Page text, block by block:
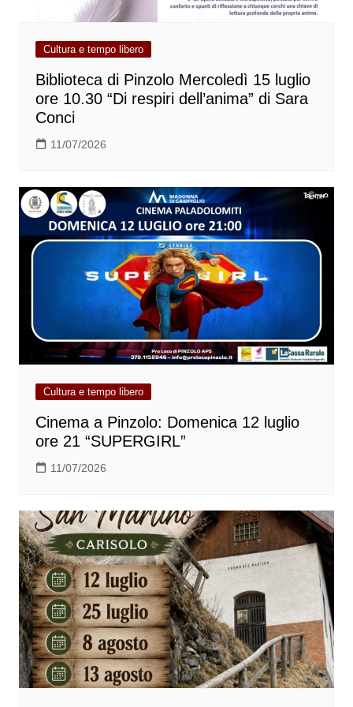
Cultura e tempo libero
Biblioteca di Pinzolo Mercoledì 15 luglio
ore 10.30 “Di respiri dell’anima” di Sara
Conci
11/07/2026
Cultura e tempo libero
Cinema a Pinzolo: Domenica 12 luglio
ore 21 “SUPERGIRL”
11/07/2026